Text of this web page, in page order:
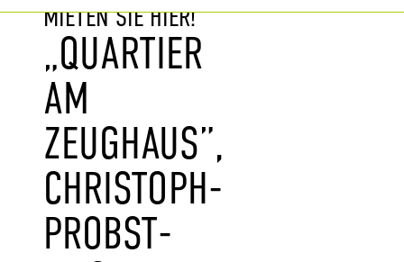
MIETEN SIE HIER!
„QUARTIER
AM
ZEUGHAUS”,
CHRISTOPH-
PROBST-